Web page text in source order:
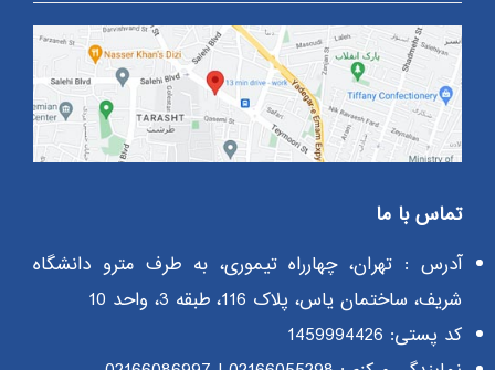
تماس با ما
آدرس : تهران، چهارراه تیموری، به طرف مترو دانشگاه
شریف، ساختمان یاس، پلاک 116، طبقه 3، واحد 10
کد پستی: 1459994426